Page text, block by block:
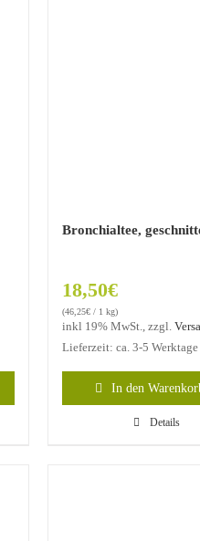
Bronchialtee,
18,50€
(46,25€ / 1 kg)
inkl 19% MwSt., zzgl.
Lieferzeit: ca. 3-5 Werktage
In den
Details